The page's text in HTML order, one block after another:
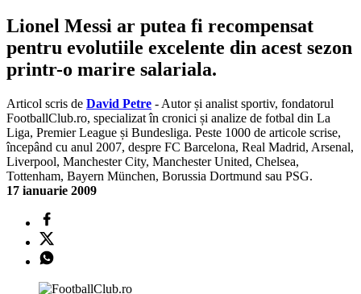
Lionel Messi ar putea fi recompensat
pentru evolutiile excelente din acest sezon
printr-o marire salariala.
Articol scris de David Petre - Autor și analist sportiv, fondatorul
FootballClub.ro, specializat în cronici și analize de fotbal din La
Liga, Premier League și Bundesliga. Peste 1000 de articole scrise,
începând cu anul 2007, despre FC Barcelona, Real Madrid, Arsenal,
Liverpool, Manchester City, Manchester United, Chelsea,
Tottenham, Bayern München, Borussia Dortmund sau PSG.
17 ianuarie 2009